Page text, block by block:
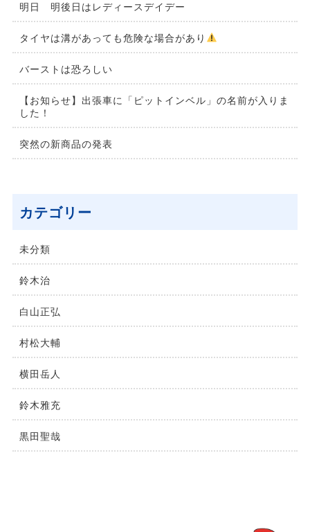
明日 明後日はレディースデイデー
タイヤは溝があっても危険な場合があり
バーストは恐ろしい
【お知らせ】出張車に「ピットインベル」の名前が入りま
した！
突然の新商品の発表
カテゴリー
未分類
鈴⽊治
⽩⼭正弘
村松⼤輔
横⽥岳⼈
鈴木雅充
黒田聖哉